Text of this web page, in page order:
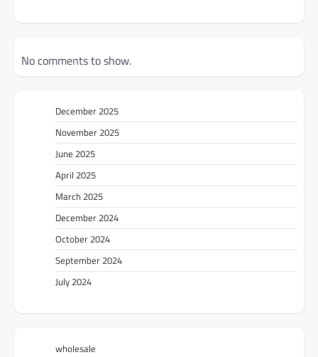
No comments to show.
December 2025
November 2025
June 2025
April 2025
March 2025
December 2024
October 2024
September 2024
July 2024
wholesale